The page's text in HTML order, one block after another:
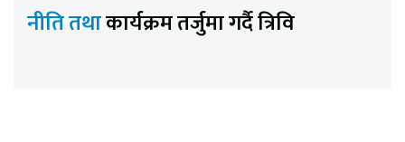
नीति तथाकार्यक्रम तर्जुमा गर्दै त्रिवि